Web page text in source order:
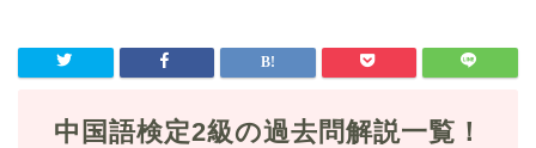
中国語検定2級の過去問解説一覧！